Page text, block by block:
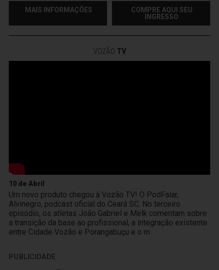
MAIS INFORMAÇÕES
COMPRE AQUI SEU
INGRESSO
VOZÃO TV
10 de Abril
Um novo produto chegou à Vozão TV! O PodFalar,
Alvinegro, podcast oficial do Ceará SC. No terceiro
episódio, os atletas João Gabriel e Melk comentam sobre
a transição da base ao profissional, a integração existente
entre Cidade Vozão e Porangabuçu e o m
PUBLICIDADE